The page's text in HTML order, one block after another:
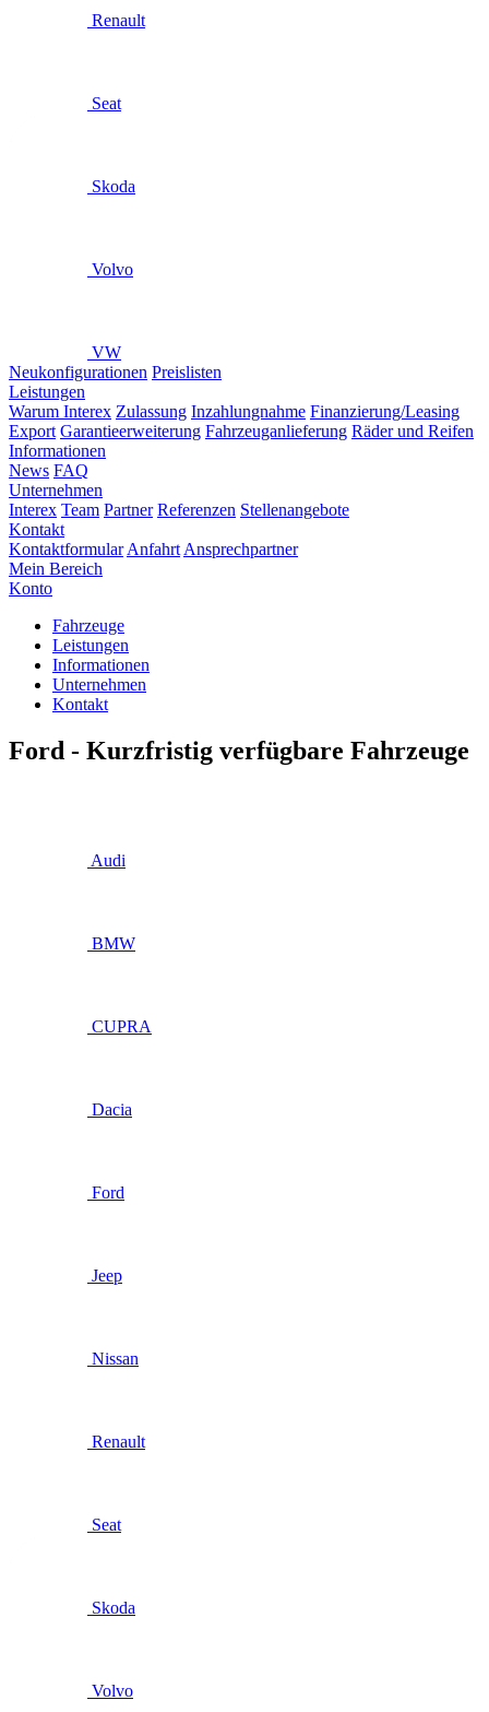
Renault
Seat
Skoda
Volvo
VW
Neukonfigurationen Preislisten
Leistungen
Warum Interex Zulassung Inzahlungnahme Finanzierung/Leasing
Export Garantieerweiterung Fahrzeuganlieferung Räder und Reifen
Informationen
News FAQ
Unternehmen
Interex Team Partner Referenzen Stellenangebote
Kontakt
Kontaktformular Anfahrt Ansprechpartner
Mein Bereich
Konto
Fahrzeuge
Leistungen
Informationen
Unternehmen
Kontakt
Ford - Kurzfristig verfügbare Fahrzeuge
Audi
BMW
CUPRA
Dacia
Ford
Jeep
Nissan
Renault
Seat
Skoda
Volvo